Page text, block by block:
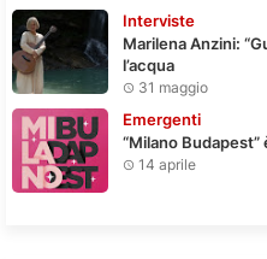
Interviste
Marilena Anzini:
l’acqua
31 maggio
Emergenti
“Milano
14 aprile